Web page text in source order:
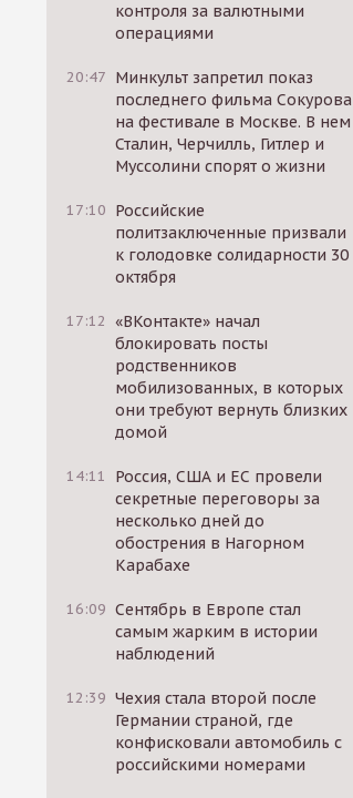
контроля за валютными
операциями
20:47 Минкульт запретил показ
последнего фильма Сокурова
на фестивале в Москве. В нем
Сталин, Черчилль, Гитлер и
Муссолини спорят о жизни
17:10 Российские
политзаключенные призвали
к голодовке солидарности 30
октября
17:12 «ВКонтакте» начал
блокировать посты
родственников
мобилизованных, в которых
они требуют вернуть близких
домой
14:11
Россия, США и ЕС провели
секретные переговоры за
несколько дней до
обострения в Нагорном
Карабахе
16:09 Сентябрь в Европе стал
самым жарким в истории
наблюдений
12:39 Чехия стала второй после
Германии страной, где
конфисковали автомобиль с
российскими номерами